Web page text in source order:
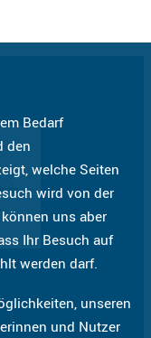
Bedarf
den
welche Seiten
wird von der
uns aber
Ihr Besuch auf
werden darf.
unseren
und Nutzer